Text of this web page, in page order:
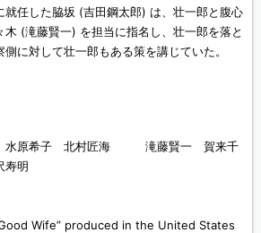
就任した脇坂 (吉田鋼太郎) は、壮一郎と腹心
(滝藤賢一) を担当に指名し、壮一郎を落と
に対して壮一郎もある策を講じていた。
水原希子 北村匠海 滝藤賢一 賀来千
明
Wife” produced in the United States